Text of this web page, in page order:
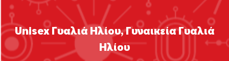
Unisex Γυαλιά Ηλίου,Γυναικεία Γυαλιά
Ηλίου